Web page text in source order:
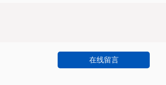
在线留言